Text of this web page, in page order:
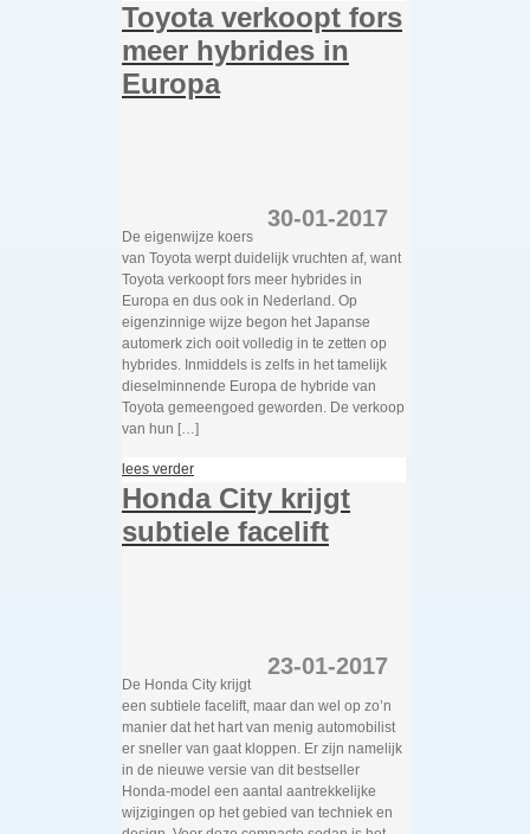
Toyota verkoopt fors
meer hybrides in
Europa
30-01-2017
De eigenwijze koers
van Toyota werpt duidelijk vruchten af, want
Toyota verkoopt fors meer hybrides in
Europa en dus ook in Nederland. Op
eigenzinnige wijze begon het Japanse
automerk zich ooit volledig in te zetten op
hybrides. Inmiddels is zelfs in het tamelijk
dieselminnende Europa de hybride van
Toyota gemeengoed geworden. De verkoop
van hun […]
lees verder
Honda City krijgt
subtiele facelift
23-01-2017
De Honda City krijgt
een subtiele facelift, maar dan wel op zo’n
manier dat het hart van menig automobilist
er sneller van gaat kloppen. Er zijn namelijk
in de nieuwe versie van dit bestseller
Honda-model een aantal aantrekkelijke
wijzigingen op het gebied van techniek en